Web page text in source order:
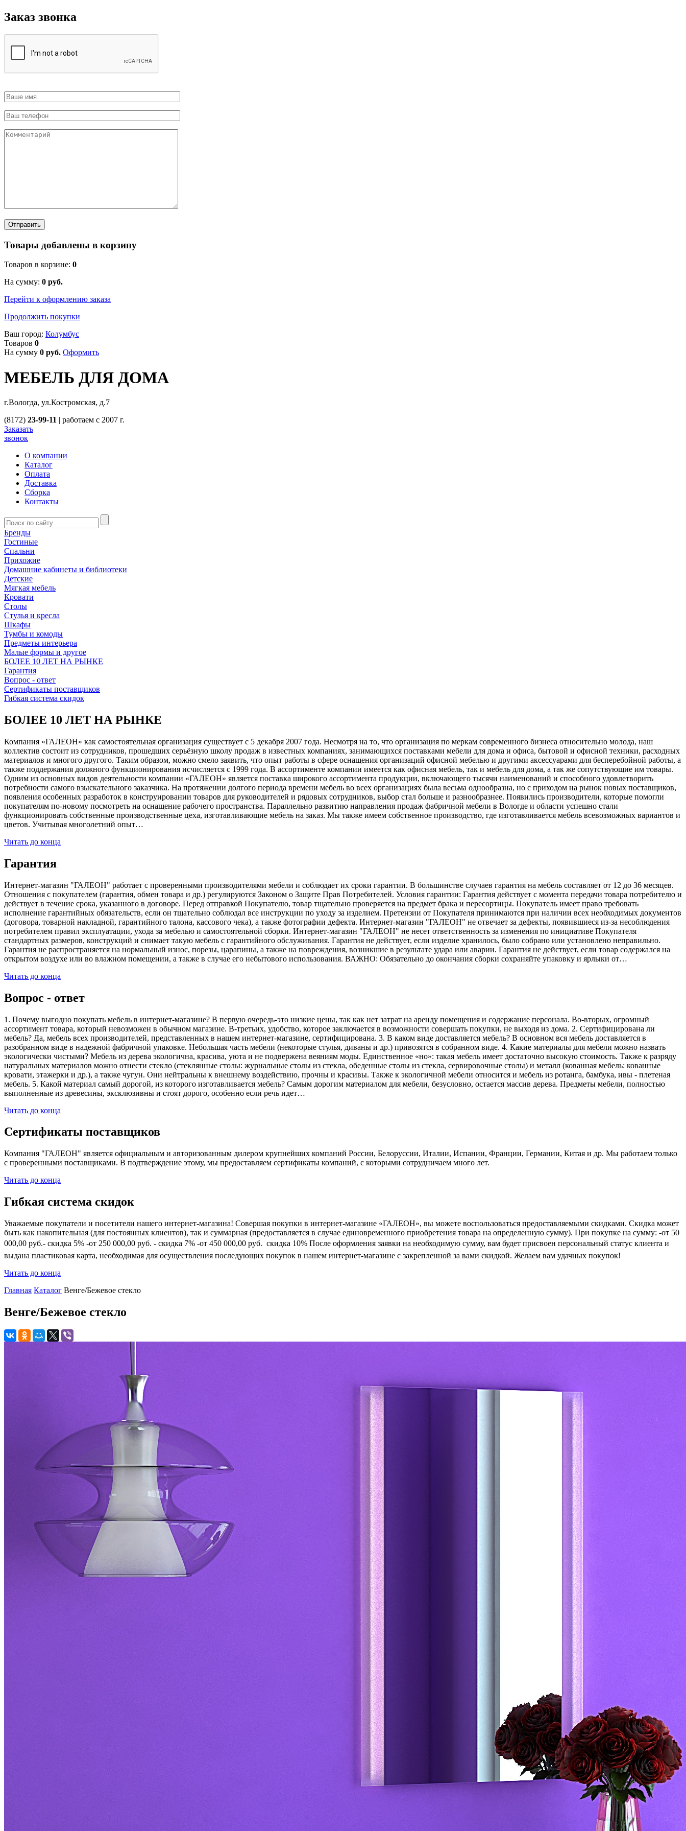
Заказ звонка
Товары добавлены в корзину
Товаров в корзине: 0
На сумму: 0 руб.
Перейти к оформлению заказа
Продолжить покупки
Ваш город: Колумбус
Товаров 0
На сумму 0 руб. Оформить
МЕБЕЛЬ ДЛЯ ДОМА
г.Вологда, ул.Костромская, д.7
(8172) 23-99-11 | работаем с 2007 г.
Заказать
звонок
О компании
Каталог
Оплата
Доставка
Сборка
Контакты
Бренды
Гостиные
Спальни
Прихожие
Домашние кабинеты и библиотеки
Детские
Мягкая мебель
Кровати
Столы
Стулья и кресла
Шкафы
Тумбы и комоды
Предметы интерьера
Малые формы и другое
БОЛЕЕ 10 ЛЕТ НА РЫНКЕ
Гарантия
Вопрос - ответ
Сертификаты поставщиков
Гибкая система скидок
БОЛЕЕ 10 ЛЕТ НА РЫНКЕ
Компания «ГАЛЕОН» как самостоятельная организация существует с 5 декабря 2007 года. Несмотря на то, что организация по меркам современного бизнеса относительно молода, наш
коллектив состоит из сотрудников, прошедших серьёзную школу продаж в известных компаниях, занимающихся поставками мебели для дома и офиса, бытовой и офисной техники, расходных
материалов и многого другого. Таким образом, можно смело заявить, что опыт работы в сфере оснащения организаций офисной мебелью и другими аксессуарами для бесперебойной работы, а
также поддержания должного функционирования исчисляется с 1999 года. В ассортименте компании имеется как офисная мебель, так и мебель для дома, а так же сопутствующие им товары.
Одним из основных видов деятельности компании «ГАЛЕОН» является поставка широкого ассортимента продукции, включающего тысячи наименований и способного удовлетворить
потребности самого взыскательного заказчика. На протяжении долгого периода времени мебель во всех организациях была весьма однообразна, но с приходом на рынок новых поставщиков,
появления особенных разработок в конструировании товаров для руководителей и рядовых сотрудников, выбор стал больше и разнообразнее. Появились производители, которые помогли
покупателям по-новому посмотреть на оснащение рабочего пространства. Параллельно развитию направления продаж фабричной мебели в Вологде и области успешно стали
функционировать собственные производственные цеха, изготавливающие мебель на заказ. Мы также имеем собственное производство, где изготавливается мебель всевозможных вариантов и
цветов. Учитывая многолетний опыт…
Читать до конца
Гарантия
Интернет-магазин "ГАЛЕОН" работает с проверенными производителями мебели и соблюдает их сроки гарантии. В большинстве случаев гарантия на мебель составляет от 12 до 36 месяцев.
Отношения с покупателем (гарантия, обмен товара и др.) регулируются Законом о Защите Прав Потребителей. Условия гарантии: Гарантия действует с момента передачи товара потребителю и
действует в течение срока, указанного в договоре. Перед отправкой Покупателю, товар тщательно проверяется на предмет брака и пересортицы. Покупатель имеет право требовать
исполнение гарантийных обязательств, если он тщательно соблюдал все инструкции по уходу за изделием. Претензии от Покупателя принимаются при наличии всех необходимых документов
(договора, товарной накладной, гарантийного талона, кассового чека), а также фотографии дефекта. Интернет-магазин "ГАЛЕОН" не отвечает за дефекты, появившиеся из-за несоблюдения
потребителем правил эксплуатации, ухода за мебелью и самостоятельной сборки. Интернет-магазин "ГАЛЕОН" не несет ответственность за изменения по инициативе Покупателя
стандартных размеров, конструкций и снимает такую мебель с гарантийного обслуживания. Гарантия не действует, если изделие хранилось, было собрано или установлено неправильно.
Гарантия не распространяется на нормальный износ, порезы, царапины, а также на повреждения, возникшие в результате удара или аварии. Гарантия не действует, если товар содержался на
открытом воздухе или во влажном помещении, а также в случае его небытового использования. ВАЖНО: Обязательно до окончания сборки сохраняйте упаковку и ярлыки от…
Читать до конца
Вопрос - ответ
1. Почему выгодно покупать мебель в интернет-магазине? В первую очередь-это низкие цены, так как нет затрат на аренду помещения и содержание персонала. Во-вторых, огромный
ассортимент товара, который невозможен в обычном магазине. В-третьих, удобство, которое заключается в возможности совершать покупки, не выходя из дома. 2. Сертифицирована ли
мебель? Да, мебель всех производителей, представленных в нашем интернет-магазине, сертифицирована. 3. В каком виде доставляется мебель? В основном вся мебель доставляется в
разобранном виде в надежной фабричной упаковке. Небольшая часть мебели (некоторые стулья, диваны и др.) привозятся в собранном виде. 4. Какие материалы для мебели можно назвать
экологически чистыми? Мебель из дерева экологична, красива, уюта и не подвержена веяниям моды. Единственное «но»: такая мебель имеет достаточно высокую стоимость. Также к разряду
натуральных материалов можно отнести стекло (стеклянные столы: журнальные столы из стекла, обеденные столы из стекла, сервировочные столы) и металл (кованная мебель: кованные
кровати, этажерки и др.), а также чугун. Они нейтральны к внешнему воздействию, прочны и красивы. Также к экологичной мебели относится и мебель из ротанга, бамбука, ивы - плетеная
мебель. 5. Какой материал самый дорогой, из которого изготавливается мебель? Самым дорогим материалом для мебели, безусловно, остается массив дерева. Предметы мебели, полностью
выполненные из древесины, эксклюзивны и стоят дорого, особенно если речь идет…
Читать до конца
Сертификаты поставщиков
Компания "ГАЛЕОН" является официальным и авторизованным дилером крупнейших компаний России, Белоруссии, Италии, Испании, Франции, Германии, Китая и др. Мы работаем только
с проверенными поставщиками. В подтверждение этому, мы предоставляем сертификаты компаний, с которыми сотрудничаем много лет.
Читать до конца
Гибкая система скидок
Уважаемые покупатели и посетители нашего интернет-магазина! Совершая покупки в интернет-магазине «ГАЛЕОН», вы можете воспользоваться предоставляемыми скидками. Скидка может
быть как накопительная (для постоянных клиентов), так и суммарная (предоставляется в случае единовременного приобретения товара на определенную сумму). При покупке на сумму: -от 50
000,00 руб.- скидка 5% -от 250 000,00 руб. - скидка 7% -от 450 000,00 руб.  скидка 10% После оформления заявки на необходимую сумму, вам будет присвоен персональный статус клиента и
выдана пластиковая карта, необходимая для осуществления последующих покупок в нашем интернет-магазине с закрепленной за вами скидкой. Желаем вам удачных покупок!
Читать до конца
Главная Каталог Венге/Бежевое стекло
Венге/Бежевое стекло